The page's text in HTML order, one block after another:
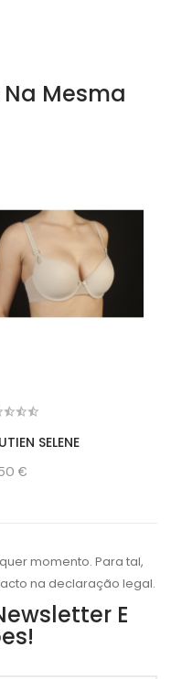
Mesma
SELENE
€
momento. Para tal,
na declaração legal.
E